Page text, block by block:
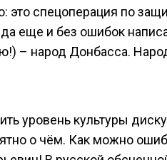
это спецоперация по
еще и без ошибок
– народ Донбасса.
уровень культуры
о чём. Как можно